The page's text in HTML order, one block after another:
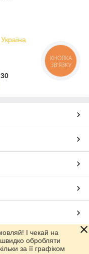
І чекай на
обробляти
за її графіком